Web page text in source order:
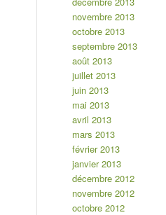
novembre 2013
octobre 2013
septembre 2013
août 2013
juillet 2013
juin 2013
mai 2013
avril 2013
mars 2013
février 2013
janvier 2013
décembre 2012
novembre 2012
octobre 2012